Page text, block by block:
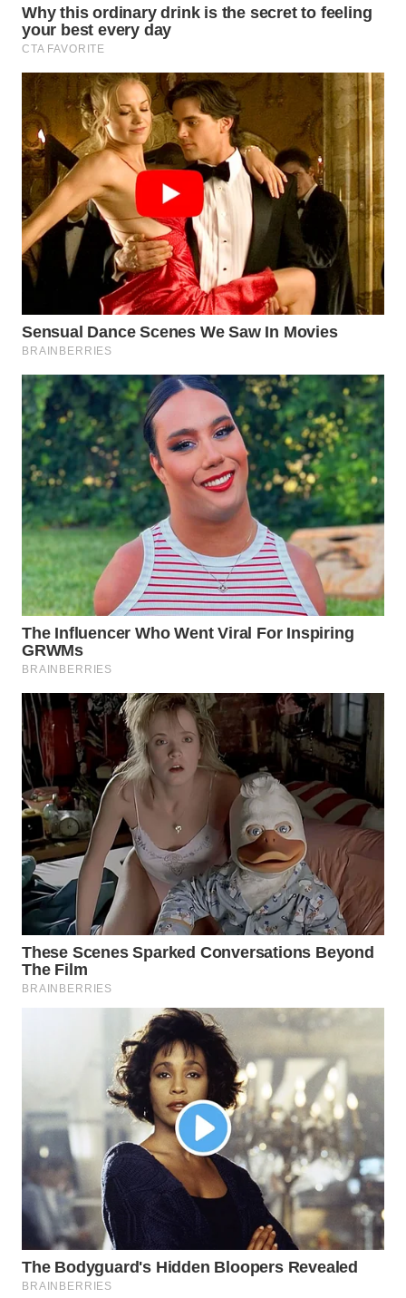
WAHANANEWS
NET
WAHANA
SPORT
WAHANA
UMKM
WAHANA
SELEB
PERSONA
OTOMOTIF
WAHANA
HEALTH
WAHANA
DESA
WISATA
LAPAK
WAHANA
Wahana
Network
KONSUMEN
LISTRIK
MASYARAKAT
KELISTRIKAN
WALINKI
ID
MAWAKA
ID
MARTABAT
MKLI
LPKKI
LKKI
KOPEKLIN